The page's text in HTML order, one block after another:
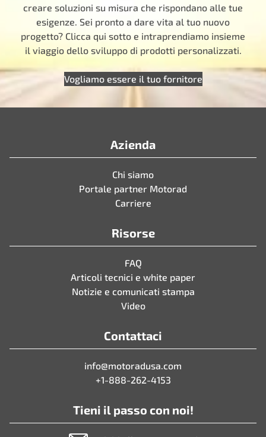
creare soluzioni su misura che rispondano alle tue
esigenze. Sei pronto a dare vita al tuo nuovo
progetto? Clicca qui sotto e intraprendiamo insieme
il viaggio dello sviluppo di prodotti personalizzati.
Vogliamo essere il tuo fornitore
Azienda
Chi siamo
Portale partner Motorad
Carriere
Risorse
FAQ
Articoli tecnici e white paper
Notizie e comunicati stampa
Video
Contattaci
info@motoradusa.com
+1-888-262-4153
Tieni il passo con noi!